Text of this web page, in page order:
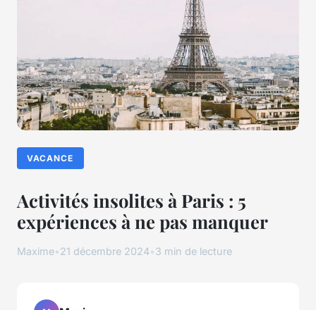
VACANCE
Activités insolites à Paris : 5
expériences à ne pas manquer
Maxime•21 décembre 2024•3 min de lecture